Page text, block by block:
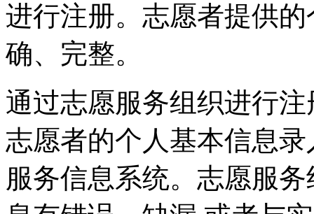
进行注册。志愿者提供
确、完整。
通过志愿服务组织进行
志愿者的个人基本信息
服务信息系统。志愿服